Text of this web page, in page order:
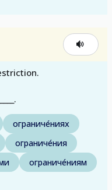
ограниче́ниях
ограниче́ния
ограниче́ниям